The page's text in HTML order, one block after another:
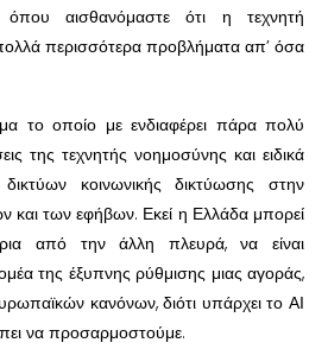
όπου αισθανόμαστε ότι η τεχνητή
περισσότερα προβλήματα απ’ όσα
το οποίο με ενδιαφέρει πάρα πολύ
της τεχνητής νοημοσύνης και ειδικά
κοινωνικής δικτύωσης στην
και των εφήβων. Εκεί η Ελλάδα μπορεί
από την άλλη πλευρά, να είναι
της έξυπνης ρύθμισης μιας αγοράς,
κανόνων, διότι υπάρχει το ΑΙ
να προσαρμοστούμε.